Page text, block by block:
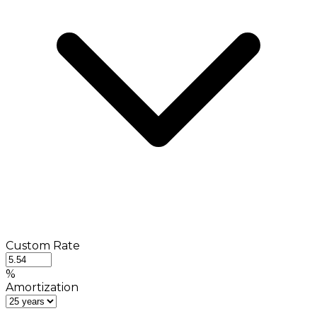
Custom Rate
%
Amortization